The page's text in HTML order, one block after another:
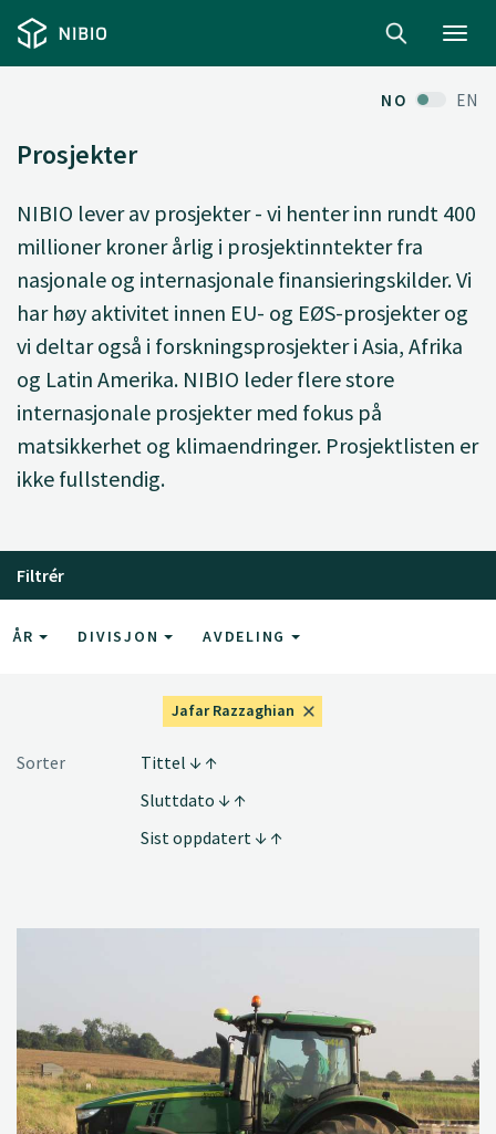
NO EN
Prosjekter
NIBIO lever av prosjekter - vi henter inn rundt 400
millioner kroner årlig i prosjektinntekter fra
nasjonale og internasjonale finansieringskilder. Vi
har høy aktivitet innen EU- og EØS-prosjekter og
vi deltar også i forskningsprosjekter i Asia, Afrika
og Latin Amerika. NIBIO leder flere store
internasjonale prosjekter med fokus på
matsikkerhet og klimaendringer. Prosjektlisten er
ikke fullstendig.
Filtrér
ÅR DIVISJON AVDELING
Jafar Razzaghian
Sorter
Tittel
Sluttdato
Sist oppdatert